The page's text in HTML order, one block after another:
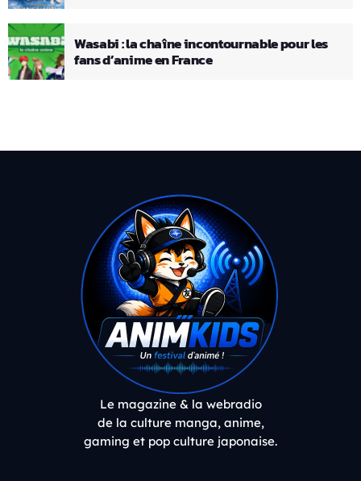
Wasabi : la chaîne incontournable pour les
fans d’anime en France
Le magazine & la webradio
de la culture manga, anime,
gaming et pop culture japonaise.